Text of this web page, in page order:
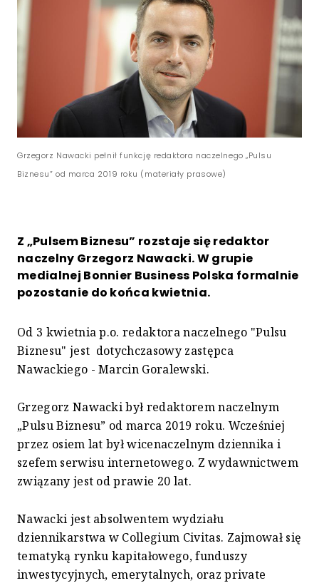
Grzegorz Nawacki pełnił funkcję redaktora naczelnego „Pulsu
Biznesu” od marca 2019 roku (materiały prasowe)
Z „Pulsem Biznesu” rozstaje się redaktor
naczelny Grzegorz Nawacki. W grupie
medialnej Bonnier Business Polska formalnie
pozostanie do końca kwietnia.
Od 3 kwietnia p.o. redaktora naczelnego "Pulsu
Biznesu" jest dotychczasowy zastępca
Nawackiego - Marcin Goralewski.
Grzegorz Nawacki był redaktorem naczelnym
„Pulsu Biznesu” od marca 2019 roku. Wcześniej
przez osiem lat był wicenaczelnym dziennika i
szefem serwisu internetowego. Z wydawnictwem
związany jest od prawie 20 lat.
Nawacki jest absolwentem wydziału
dziennikarstwa w Collegium Civitas. Zajmował się
tematyką rynku kapitałowego, funduszy
inwestycyjnych, emerytalnych, oraz private